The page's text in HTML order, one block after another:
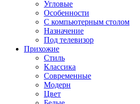
Угловые
Особенности
С компьютерным столом
Назначение
Под телевизор
Прихожие
Стиль
Классика
Современные
Модерн
Цвет